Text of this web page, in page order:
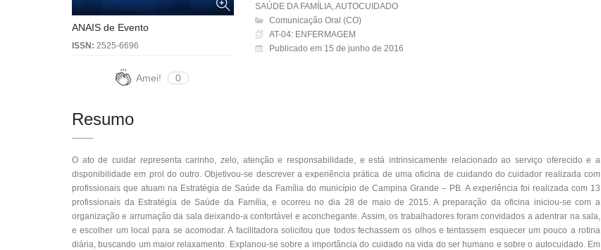
ANAIS de Evento
ISSN: 2525-6696
Amei! 0
SAÚDE DA FAMÍLIA, AUTOCUIDADO
Comunicação Oral (CO)
AT-04: ENFERMAGEM
Publicado em 15 de junho de 2016
Resumo
O ato de cuidar representa carinho, zelo, atenção e responsabilidade, e está intrinsicamente relacionado ao serviço oferecido e a
disponibilidade em prol do outro. Objetivou-se descrever a experiência prática de uma oficina de cuidando do cuidador realizada com
profissionais que atuam na Estratégia de Saúde da Família do município de Campina Grande – PB. A experiência foi realizada com 13
profissionais da Estratégia de Saúde da Família, e ocorreu no dia 28 de maio de 2015. A preparação da oficina iniciou-se com a
organização e arrumação da sala deixando-a confortável e aconchegante. Assim, os trabalhadores foram convidados a adentrar na sala,
e escolher um local para se acomodar. A facilitadora solicitou que todos fechassem os olhos e tentassem esquecer um pouco a rotina
diária, buscando um maior relaxamento. Explanou-se sobre a importância do cuidado na vida do ser humano e sobre o autocuidado. Em